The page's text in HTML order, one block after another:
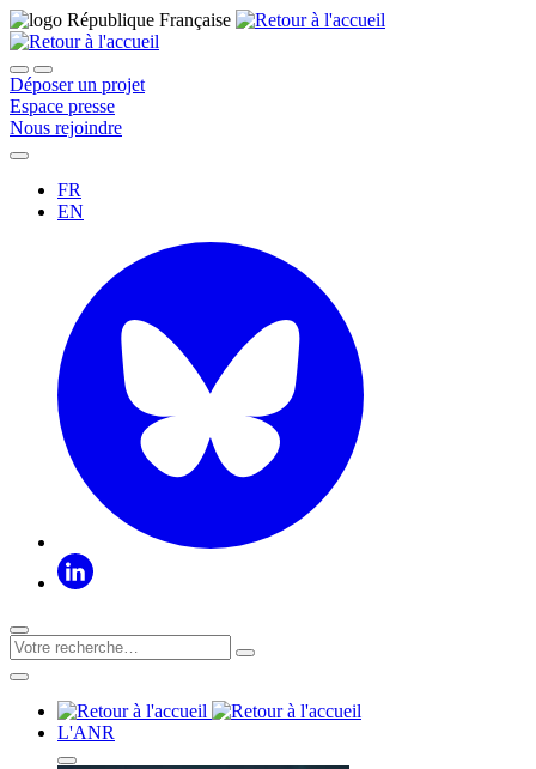
Déposer un projet
Espace presse
Nous rejoindre
FR
EN
L'ANR